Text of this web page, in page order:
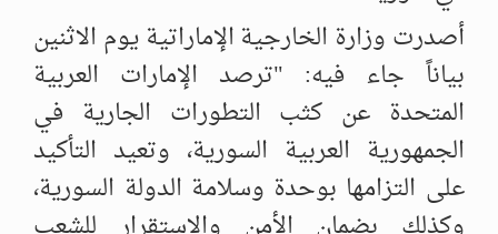
أصدرت وزارة الخارجية الإماراتية يوم الاثنين
بياناً جاء فيه: "ترصد الإمارات ‏العربية
المتحدة عن كثب التطورات الجارية في
الجمهورية العربية السورية، ‏وتعيد التأكيد
على التزامها بوحدة وسلامة الدولة السورية،